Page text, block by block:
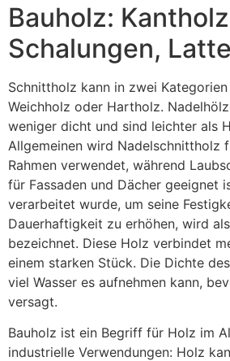
Bauholz:
Schalungen,
Schnittholz kann in zwei
Weichholz oder Hartholz.
weniger dicht und sind leichter als
Allgemeinen wird Nadelschnittholz
Rahmen verwendet, während
für Fassaden und Dächer geeignet
verarbeitet wurde, um seine
Dauerhaftigkeit zu erhöhen, wird
bezeichnet. Diese Holz verbindet
einem starken Stück. Die Dichte
viel Wasser es aufnehmen kann,
versagt.
Bauholz ist ein Begriff für Holz im
industrielle Verwendungen: Holz